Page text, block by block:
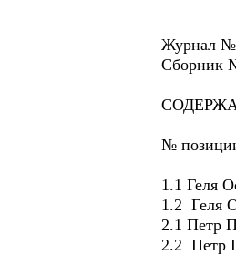
Журнал
Сборник
№
1.1 Геля
1.2 Геля
2.1 Петр
2.2 Петр